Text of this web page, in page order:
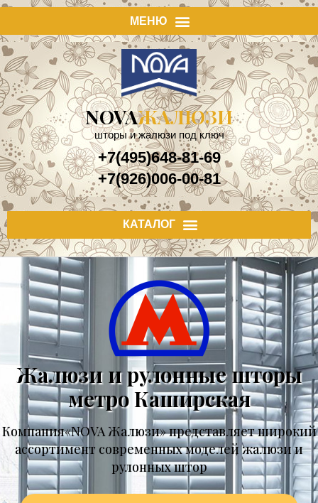
NOVAЖАЛЮЗИ
шторы и жалюзи под ключ
+7(495)648-81-69
+7(926)006-00-81
Жалюзи и рулонные шторы
метро Каширская
Компания«NOVA Жалюзи» представляет широкий
ассортимент современных моделей жалюзи и
рулонных штор